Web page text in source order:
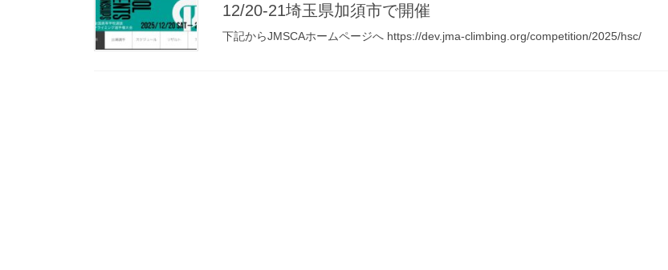
12/20-21埼玉県加須市で開催
下記からJMSCAホームページへ https://dev.jma-climbing.org/competition/2025/hsc/